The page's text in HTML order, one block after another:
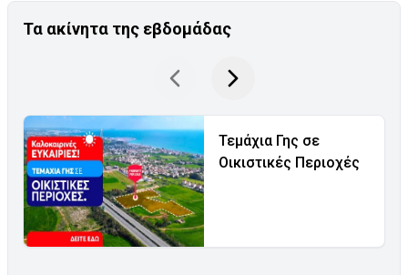
Τα ακίνητα της εβδομάδας
Τεμάχια Γης σε
Οικιστικές Περιοχές